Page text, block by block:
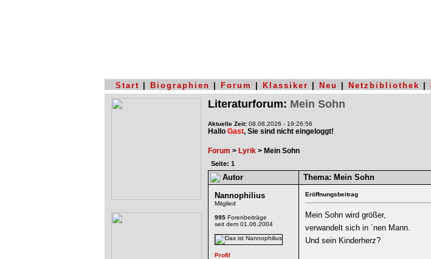
Start Biographien Forum Klassiker Neu Netzbibliothek
Literaturforum: Mein Sohn
Aktuelle Zeit: 08.08.2026 - 19:26:56
Hallo Gast, Sie sind nicht eingeloggt!
Forum > Lyrik > Mein Sohn
Seite: 1
Autor
Thema: Mein Sohn
Nannophilius
Mitglied
995 Forenbeiträge
seit dem 01.06.2004
Eröffnungsbeitrag
Mein Sohn wird größer,
verwandelt sich in ´nen Mann.
Und sein Kinderherz?